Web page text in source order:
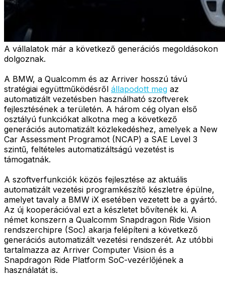
A vállalatok már a következő generációs megoldásokon
dolgoznak.
A BMW, a Qualcomm és az Arriver hosszú távú
stratégiai együttműködésről állapodott meg az
automatizált vezetésben használható szoftverek
fejlesztésének a területén. A három cég olyan első
osztályú funkciókat alkotna meg a következő
generációs automatizált közlekedéshez, amelyek a New
Car Assessment Programot (NCAP) a SAE Level 3
szintű, feltételes automatizáltságú vezetést is
támogatnák.
A szoftverfunkciók közös fejlesztése az aktuális
automatizált vezetési programkészítő készletre épülne,
amelyet tavaly a BMW iX esetében vezetett be a gyártó.
Az új kooperációval ezt a készletet bővítenék ki. A
német konszern a Qualcomm Snapdragon Ride Vision
rendszerchipre (Soc) akarja felépíteni a következő
generációs automatizált vezetési rendszerét. Az utóbbi
tartalmazza az Arriver Computer Vision és a
Snapdragon Ride Platform SoC-vezérlőjének a
használatát is.